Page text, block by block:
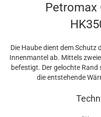
Petromax
Die Haube dient dem Schutz
Innenmantel ab. Mittels
befestigt. Der gelochte
die entstehende